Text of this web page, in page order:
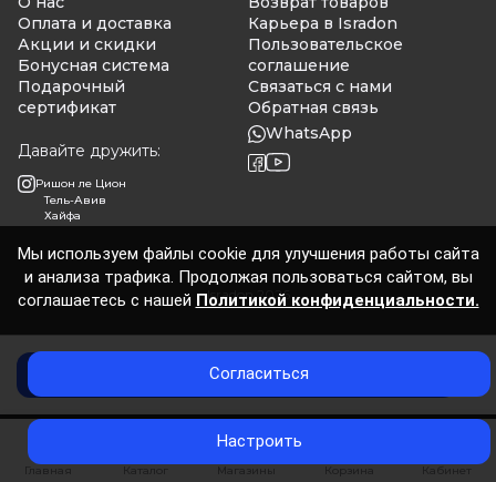
Добавить в корзину
Оплата и доставка
Акции и скидки
Бонусная система
Подарочный
сертификат
Давайте дружить:
Ришон ле Цион
Тель-Авив
Хайфа
Карьера в Isradon
Пользовательское
соглашение
Связаться с нами
Обратная связь
WhatsApp
Isradon 2026
Мы используем файлы cookie для улучшения работы сайта
и анализа трафика. Продолжая пользоваться сайтом, вы
соглашаетесь с нашей Политикой конфиденциальности.
Согласиться
Настроить